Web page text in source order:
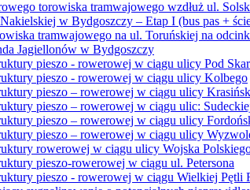
torowiska tramwajowego wzdłuż ul.
w Bydgoszczy – Etap I (bus pas +
tramwajowego na ul. Toruńskiej na
Jagiellonów w Bydgoszczy
pieszo - rowerowej w ciągu ulicy Pod
pieszo - rowerowej w ciągu ulicy Kolbego
pieszo – rowerowej w ciągu ulicy
pieszo – rowerowej w ciągu ulic:
pieszo – rowerowej w ciągu ulicy
pieszo – rowerowej w ciągu ulicy
rowerowej w ciągu ulicy Wojska
pieszo-rowerowej w ciągu ul. Petersona
pieszo - rowerowej w ciągu Wielkiej Pętli